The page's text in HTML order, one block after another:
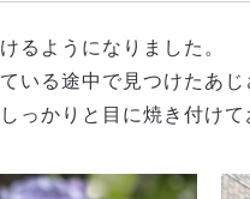
るようになりました。
いる途中で見つけたあ
っかりと目に焼き付けて